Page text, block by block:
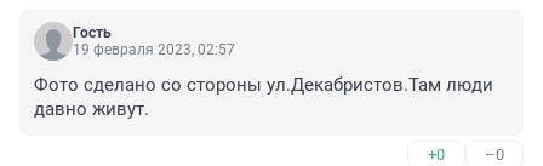
Гость
19 февраля 2023, 02:57
Фото сделано со стороны ул.Декабристов.Там люди
давно живут.
+0 –0